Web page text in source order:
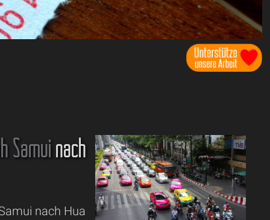
Samuinach
nach Hua